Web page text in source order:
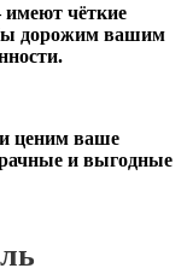
чёткие
дорожим вашим
ценим ваше
и выгодные